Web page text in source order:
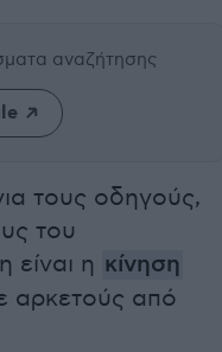
αναζήτησης
τους οδηγούς,
του
είναι η κίνηση
αρκετούς από